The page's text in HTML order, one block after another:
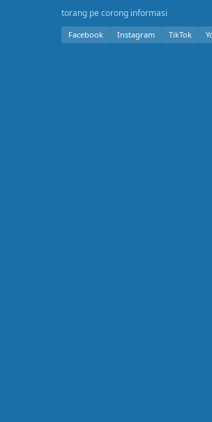
torang pe corong informasi
Facebook Instagram TikTok